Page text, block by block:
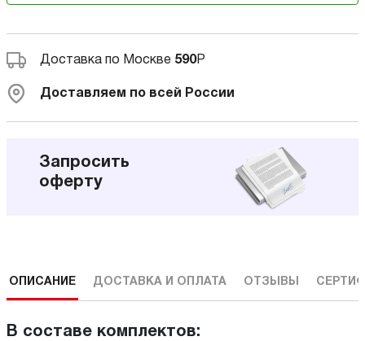
Доставка по Москве 590Р
Доставляем по всей России
Запросить
оферту
ОПИСАНИЕ ДОСТАВКА И ОПЛАТА ОТЗЫВЫ
В составе комплектов: